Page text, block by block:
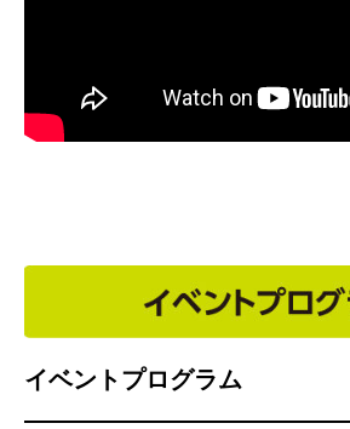
イベントプログラム